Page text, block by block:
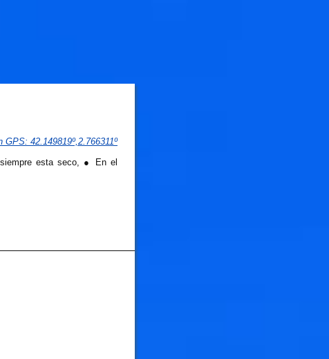
GPS: 42.149819º,2.766311º
esta seco, ● En el